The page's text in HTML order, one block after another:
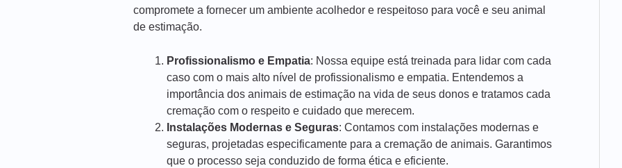
compromete a fornecer um ambiente acolhedor e respeitoso para você e seu animal
de estimação.
Profissionalismo e Empatia: Nossa equipe está treinada para lidar com cada
caso com o mais alto nível de profissionalismo e empatia. Entendemos a
importância dos animais de estimação na vida de seus donos e tratamos cada
cremação com o respeito e cuidado que merecem.
Instalações Modernas e Seguras: Contamos com instalações modernas e
seguras, projetadas especificamente para a cremação de animais. Garantimos
que o processo seja conduzido de forma ética e eficiente.